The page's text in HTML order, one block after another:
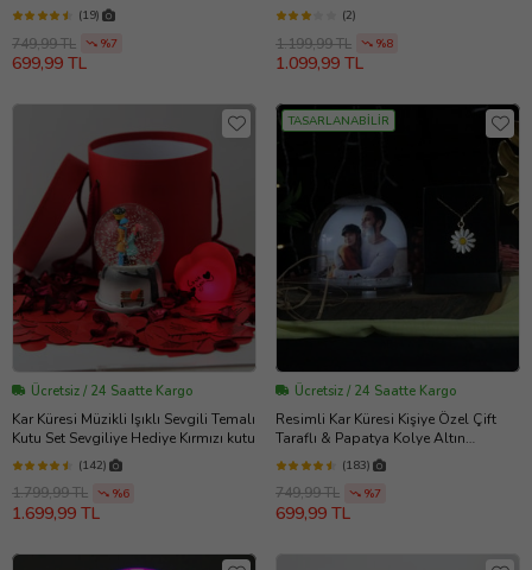
(19)
749,99 TL %7
699,99 TL
(2)
1.199,99 TL %8
1.099,99 TL
Ücretsiz / 24 Saatte Kargo
Kar Küresi Müzikli Işıklı Sevgili Temalı
Kutu Set Sevgiliye Hediye Kırmızı kutu
(142)
1.799,99 TL %6
1.699,99 TL
TASARLANABİLİR
Ücretsiz / 24 Saatte Kargo
Resimli Kar Küresi Kişiye Özel Çift
Taraflı & Papatya Kolye Altın
Kaplama Özel Kutulu
(183)
749,99 TL %7
699,99 TL